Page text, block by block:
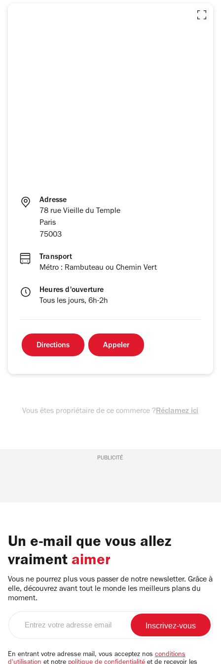
Adresse
78 rue Vieille du Temple
Paris
75003
Transport
Métro : Rambuteau ou Chemin Vert
Heures d'ouverture
Tous les jours, 6h-2h
Directions Appeler
Vous êtes propriétaire de ce commerce ?Réclamez ici
PUBLICITÉ
Un e-mail que vous allez
vraiment aimer
Vous ne pourrez plus vous passer de notre newsletter. Grâce à
elle, découvrez avant tout le monde les meilleurs plans du
moment.
email
En entrant votre adresse mail, vous acceptez nos conditions